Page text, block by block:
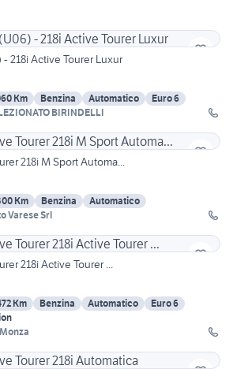
- 218i Active Tourer Luxur
Km Benzina Automatico
Euro 6
BIRINDELLI
218i M Sport Automa...
Km Benzina
Automatico
Varese Srl
218i Active Tourer ...
Km Benzina Automatico
Euro 6